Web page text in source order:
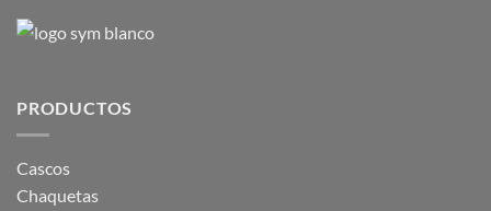
PRODUCTOS
Cascos
Chaquetas